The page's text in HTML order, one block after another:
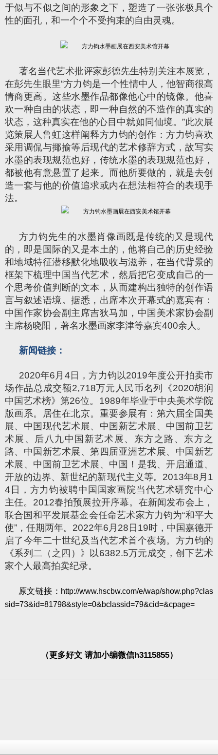
于似与不似之间的形象之下，塑造了一张张极具个
性的面孔，和一个个不受拘束的自由灵魂。
著名当代艺术批评家彭德先生特别关注本展览，
在彭先生眼里“方力钧是一个性情中人，他智商很高
情商更高。这些水墨作品都像他心中的镜像。他喜
欢一种自由的状态，即一种自然的不造作的真实的
状态，这种真实在他的心目中就如同仙境。”此次展
览策展人鲁虹这样阐释方力钧的创作：方力钧喜欢
采用调侃与揶揄等后现代的艺术修辞方式，故写实
水墨的表现规范也好，传统水墨的表现规范也好，
都被他有意悬置了起来。而他所要做的，就是去创
造一套与他的价值追求或内在想法相符合的表现手
法。
方力钧先生的水墨肖像画既是传统的又是现代
的，即是国际的又是本土的，他将自己的历史经验
和地域特征潜移默化地吸收与滋养，在当代背景的
框架下梳理中国当代艺术，然后把它变成自己的一
个思考价值判断的文本，从而建构出独特的创作语
言与叙述语境。据悉，出席本次开幕式的嘉宾有：
中国作家协会副主席吉狄马加，中国美术家协会副
主席杨晓阳，著名水墨画家李津等嘉宾400余人。
新闻链接：
2020年6月4日，方力钧以2019年度公开拍卖市
场作品总成交额2,718万元人民币名列《2020胡润
中国艺术榜》第26位。1989年毕业于中央美术学院
版画系。居住在北京。重要参展有：第六届全国美
展、中国现代艺术展、中国新艺术展、中国前卫艺
术展、后八九中国新艺术展、东方之路、东方之
路、中国新艺术展、第四届亚洲艺术展、中国新艺
术展、中国前卫艺术展、中国！是我、开启通道、
开放的边界、新世纪的新现代主义等。2013年8月1
4日，方力钧被聘中国国家画院当代艺术研究中心
主任。2012春拍预展拉开序幕。在新闻发布会上，
联合国和平发展基金会任命艺术家方力钧为“和平大
使”，任期两年。2022年6月28日19时，中国嘉德开
启了今年二十世纪及当代艺术首个夜场。方力钧的
《系列二（之四）》以6382.5万元成交，创下艺术
家个人最高拍卖纪录。
原文链接： http://www.hscbw.com/e/wap/show.php?clas
sid=73&id=81798&style=0&bclassid=79&cid=&cpage=
（更多好文 请加小编微信h3115855）